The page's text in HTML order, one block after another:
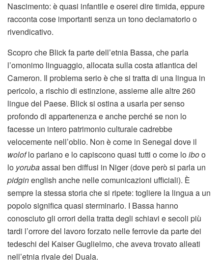
Nascimento: è quasi infantile e oserei dire timida, eppure
racconta cose importanti senza un tono declamatorio o
rivendicativo.
Scopro che Blick fa parte dell’etnia Bassa, che parla
l’omonimo linguaggio, allocata sulla costa atlantica del
Cameron. Il problema serio è che si tratta di una lingua in
pericolo, a rischio di estinzione, assieme alle altre 260
lingue del Paese. Blick si ostina a usarla per senso
profondo di appartenenza e anche perché se non lo
facesse un intero patrimonio culturale cadrebbe
velocemente nell’oblio. Non è come in Senegal dove il
woloflo parlano e lo capiscono quasi tutti o come loiboo
lo yorubaassai ben diffusi in Niger (dove però si parla un
pidginenglish anche nelle comunicazioni ufficiali). È
sempre la stessa storia che si ripete: togliere la lingua a un
popolo significa quasi sterminarlo. I Bassa hanno
conosciuto gli orrori della tratta degli schiavi e secoli più
tardi l’orrore del lavoro forzato nelle ferrovie da parte dei
tedeschi del Kaiser Guglielmo, che aveva trovato alleati
nell’etnia rivale dei Duala.